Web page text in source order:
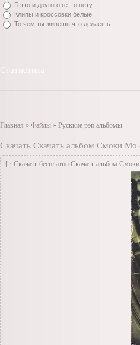
Гетто и другого гетто нету
Клипы и кроссовки белые
То чем ты живешь,что делаешь
Статистика
Главная » Файлы » Русккие рэп альбомы
Скачать Скачать альбом Смоки
[ · Скачать бесплатно Скачать альбом